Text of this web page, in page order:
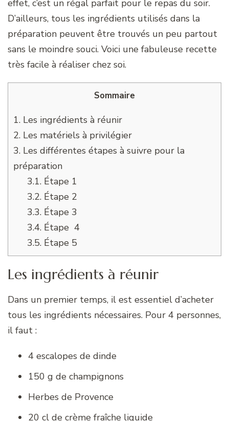
effet, c’est un régal parfait pour le repas du soir.
D’ailleurs, tous les ingrédients utilisés dans la
préparation peuvent être trouvés un peu partout
sans le moindre souci. Voici une fabuleuse recette
très facile à réaliser chez soi.
Sommaire
1. Les ingrédients à réunir
2. Les matériels à privilégier
3. Les différentes étapes à suivre pour la
préparation
3.1. Étape 1
3.2. Étape 2
3.3. Étape 3
3.4. Étape 4
3.5. Étape 5
Les ingrédients à réunir
Dans un premier temps, il est essentiel d’acheter
tous les ingrédients nécessaires. Pour 4 personnes,
il faut :
4 escalopes de dinde
150 g de champignons
Herbes de Provence
20 cl de crème fraîche liquide